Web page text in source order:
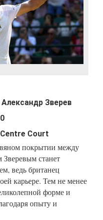
покрытии между
станет
ведь британец
карьере. Тем не менее
форме и
опыту и
Александр Зверев
Centre Court